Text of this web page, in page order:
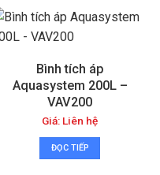
Bình tích áp
Aquasystem 200L –
VAV200
Giá: Liên hệ
ĐỌC TIẾP